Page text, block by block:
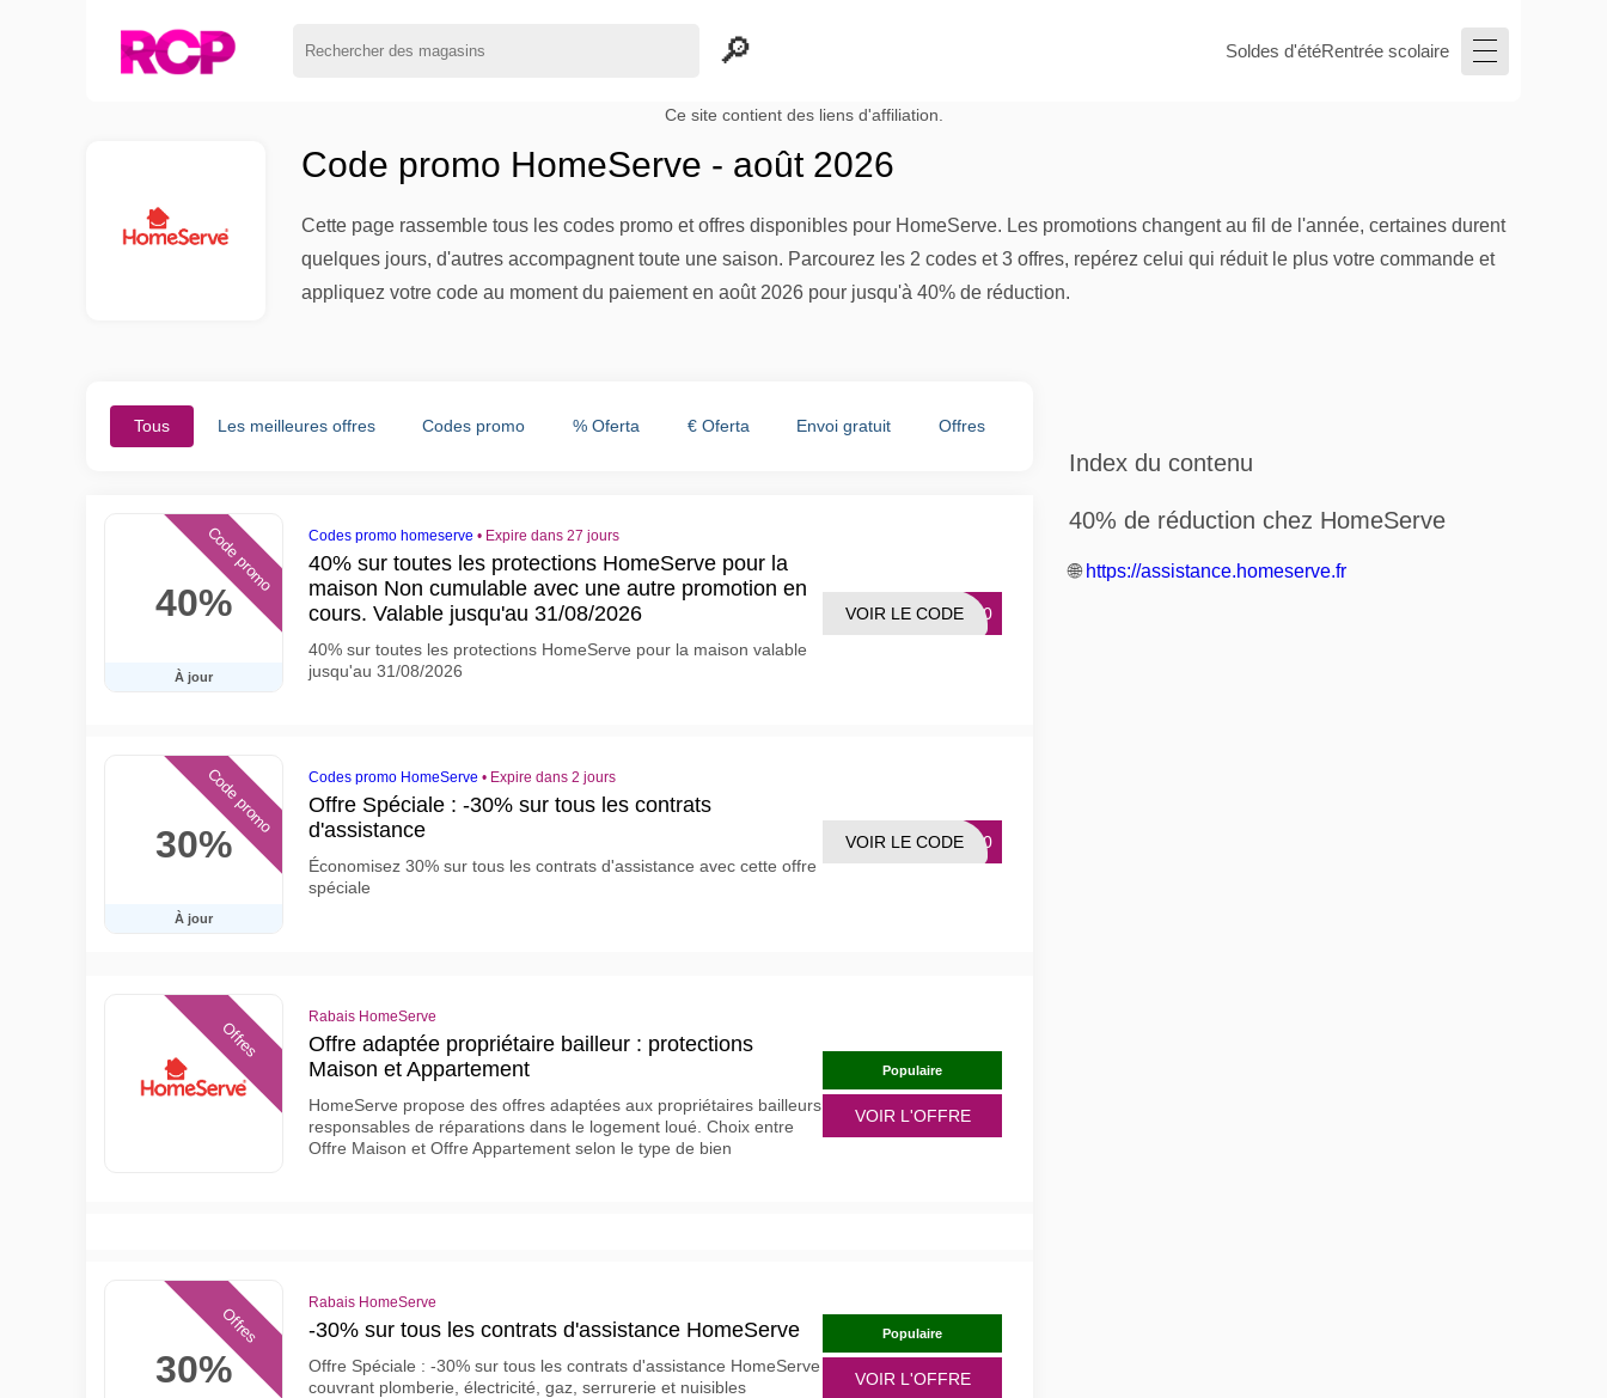
Soldes d'étéRentrée scolaire
Ce site contient des liens d'affiliation.
Code promo HomeServe - août 2026
Cette page rassemble tous les codes promo et offres disponibles pour HomeServe. Les promotions changent au fil de l'année, certaines durent
quelques jours, d'autres accompagnent toute une saison. Parcourez les 2 codes et 3 offres, repérez celui qui réduit le plus votre commande et
appliquez votre code au moment du paiement en août 2026 pour jusqu'à 40% de réduction.
Tous Les meilleures offres Codes promo % Oferta € Oferta Envoi gratuit Offres
40%
À jour
Code promo Codes promo homeserve • Expire dans 27 jours
40% sur toutes les protections HomeServe pour la
maison Non cumulable avec une autre promotion en
cours. Valable jusqu'au 31/08/2026
40% sur toutes les protections HomeServe pour la maison valable
jusqu'au 31/08/2026
TE40
VOIR LE CODE
30%
À jour
Code promo Codes promo HomeServe • Expire dans 2 jours
Offre Spéciale : -30% sur tous les contrats
d'assistance
Économisez 30% sur tous les contrats d'assistance avec cette offre
spéciale
MO30
VOIR LE CODE
Offres
Rabais HomeServe
Offre adaptée propriétaire bailleur : protections
Maison et Appartement
HomeServe propose des offres adaptées aux propriétaires bailleurs
responsables de réparations dans le logement loué. Choix entre
Offre Maison et Offre Appartement selon le type de bien
Populaire
VOIR L'OFFRE
30%
Offres
Rabais HomeServe
-30% sur tous les contrats d'assistance HomeServe
Offre Spéciale : -30% sur tous les contrats d'assistance HomeServe
couvrant plomberie, électricité, gaz, serrurerie et nuisibles
Populaire
VOIR L'OFFRE
Index du contenu
40% de réduction chez HomeServe
🌐 https://assistance.homeserve.fr